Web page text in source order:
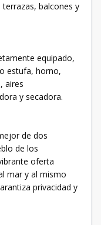
balcones y
equipado,
estufa, horno,
aires
y secadora.
de dos
de los
oferta
mar y al mismo
privacidad y